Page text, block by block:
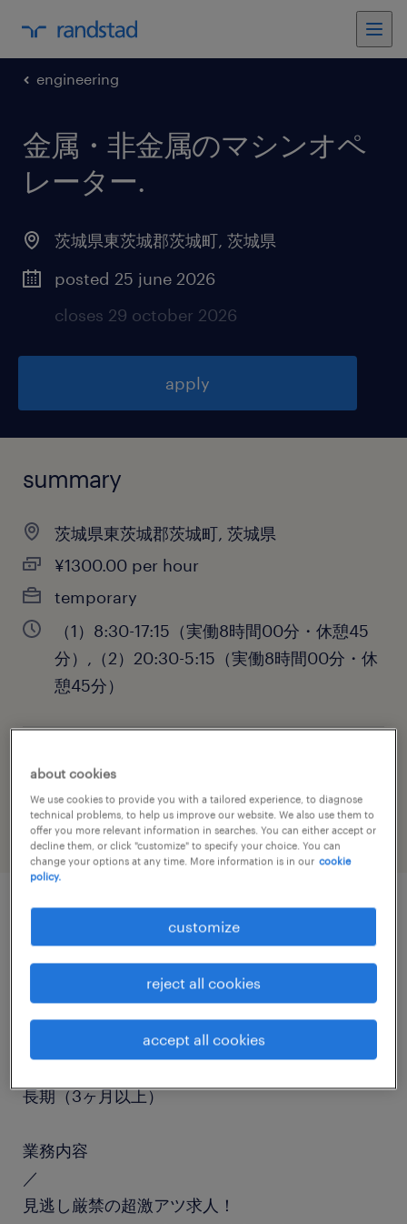
engineering
金属・非金属のマシンオペ
レーター.
茨城県東茨城郡茨城町, 茨城県
posted 25 june 2026
closes 29 october 2026
apply
summary
茨城県東茨城郡茨城町, 茨城県
¥1300.00 per hour
temporary
（1）8:30-17:15（実働8時間00分・休憩45
分）,（2）20:30-5:15（実働8時間00分・休
憩45分）
job category
engineering
長期（3ヶ月以上）
業務内容
／
見逃し厳禁の超激アツ求人！
about cookies
We use cookies to provide you with a tailored experience, to diagnose
technical problems, to help us improve our website. We also use them to
offer you more relevant information in searches. You can either accept or
decline them, or click "customize" to specify your choice. You can
change your options at any time. More information is in our cookie
policy.
customize
reject all cookies
accept all cookies